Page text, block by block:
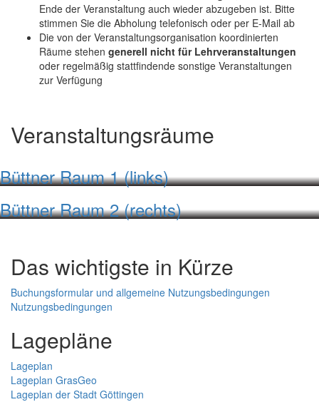
Ende der Veranstaltung auch wieder abzugeben ist. Bitte
stimmen Sie die Abholung telefonisch oder per E-Mail ab
Die von der Veranstaltungsorganisation koordinierten
Räume stehen generell nicht für Lehrveranstaltungen
oder regelmäßig stattfindende sonstige Veranstaltungen
zur Verfügung
Veranstaltungsräume
Büttner Raum 1 (links)
Büttner Raum 2 (rechts)
Das wichtigste in Kürze
Buchungsformular und allgemeine Nutzungsbedingungen
Nutzungsbedingungen
Lagepläne
Lageplan
Lageplan GrasGeo
Lageplan der Stadt Göttingen